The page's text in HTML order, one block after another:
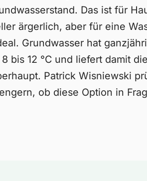
Das ist für
ärgerlich, aber für eine
Grundwasser hat
bis 12 °C und liefert damit
Patrick Wisniewski
ob diese Option in